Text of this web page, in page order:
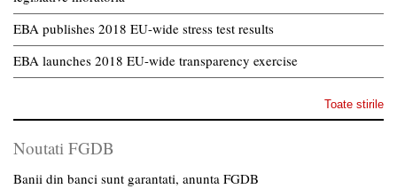
EBA publishes 2018 EU-wide stress test results
EBA launches 2018 EU-wide transparency exercise
Toate stirile
Noutati FGDB
Banii din banci sunt garantati, anunta FGDB